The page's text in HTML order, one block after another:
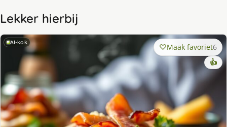
Lekker hierbij
AI-kok Maak favoriet6
👍